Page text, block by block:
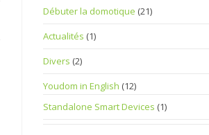
Débuter la domotique (21)
Actualités (1)
Divers (2)
Youdom in English (12)
Standalone Smart Devices (1)